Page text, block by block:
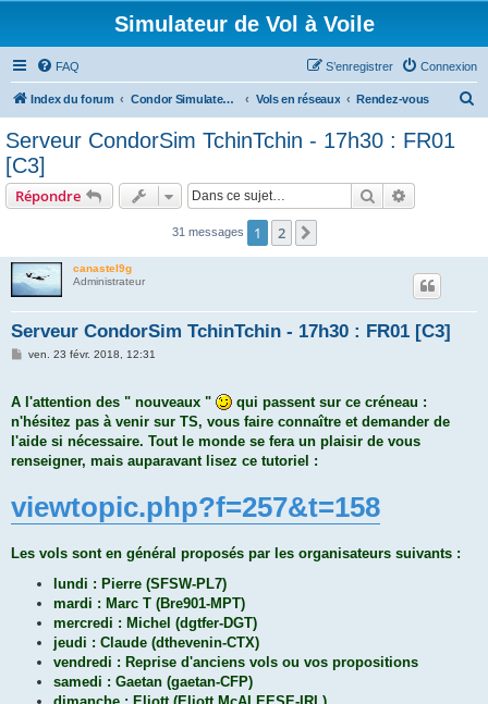
Simulateur de Vol à Voile
FAQ Connexion
S’enregistrer
Index du forum Condor Simulateur de Vol à Voile Vols en réseaux Rendez-vous
c
Serveur CondorSim TchinTchin - 17h30 : FR01
[C3]
Répondre Rechercher
31 messages 1 2
canastel9g
Administrateur
Serveur CondorSim TchinTchin - 17h30 : FR01 [C3]
M
a
g
ven. 23 févr. 2018, 12:31
A l'attention des " nouveaux "
qui passent sur ce créneau :
n'hésitez pas à venir sur TS, vous faire connaître et demander de
l'aide si nécessaire. Tout le monde se fera un plaisir de vous
renseigner, mais auparavant lisez ce tutoriel :
viewtopic.php?f=257&t=158
Les vols sont en général proposés par les organisateurs suivants :
lundi : Pierre (SFSW-PL7)
mardi : Marc T (Bre901-MPT)
mercredi : Michel (dgtfer-DGT)
jeudi : Claude (dthevenin-CTX)
vendredi : Reprise d'anciens vols ou vos propositions
samedi : Gaetan (gaetan-CFP)